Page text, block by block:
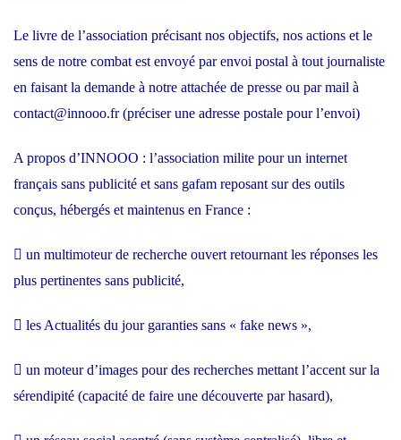
Le livre de l’association précisant nos objectifs, nos actions et le
sens de notre combat est envoyé par envoi postal à tout journaliste
en faisant la demande à notre attachée de presse ou par mail à
contact@innooo.fr (préciser une adresse postale pour l’envoi)
A propos d’INNOOO : l’association milite pour un internet
français sans publicité et sans gafam reposant sur des outils
conçus, hébergés et maintenus en France :
 un multimoteur de recherche ouvert retournant les réponses les
plus pertinentes sans publicité,
 les Actualités du jour garanties sans « fake news »,
 un moteur d’images pour des recherches mettant l’accent sur la
sérendipité (capacité de faire une découverte par hasard),